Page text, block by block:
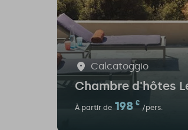
Calcatoggio
Chambre d'hôtes
À partir de 198 €
/pers.